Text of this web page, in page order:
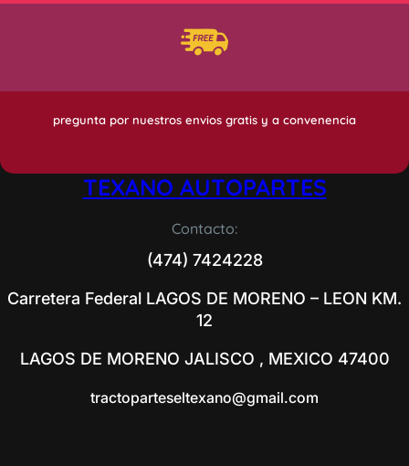
pregunta por nuestros envios gratis y a convenencia
TEXANO AUTOPARTES
Contacto:
(474) 7424228
Carretera Federal LAGOS DE MORENO – LEON KM.
12
LAGOS DE MORENO JALISCO , MEXICO 47400
tractoparteseltexano@gmail.com